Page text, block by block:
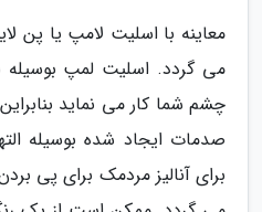
معاینه با اسلیت لامپ یا پن
می گردد. اسلیت لمپ بوسیله
چشم شما کار می نماید
صدمات ایجاد شده بوسیله
برای آنالیز مردمک برای پی